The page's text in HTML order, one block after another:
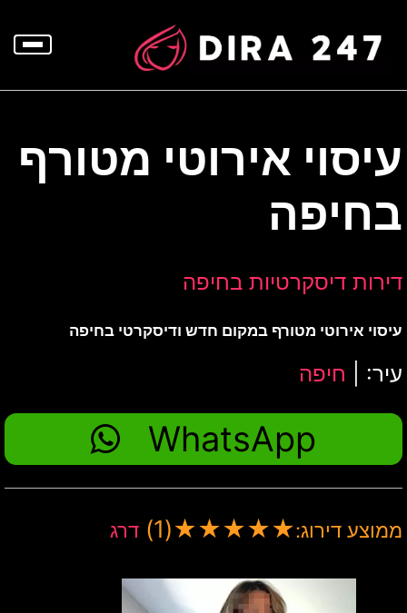
עיסוי אירוטי מטורף
בחיפה
דירות דיסקרטיות בחיפה
עיסוי אירוטי מטורף במקום חדש ודיסקרטי בחיפה
עיר: | חיפה
WhatsApp
ממוצע דירוג:★
★
★
★
★
(1) דרג